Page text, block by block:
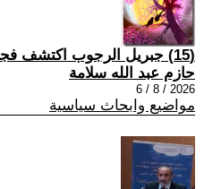
(15) جبريل الرجوب اكتشف فجأة أن غزة تُذبح!
حازم عبد الله سلامة
2026 / 8 / 6
مواضيع وابحاث سياسية